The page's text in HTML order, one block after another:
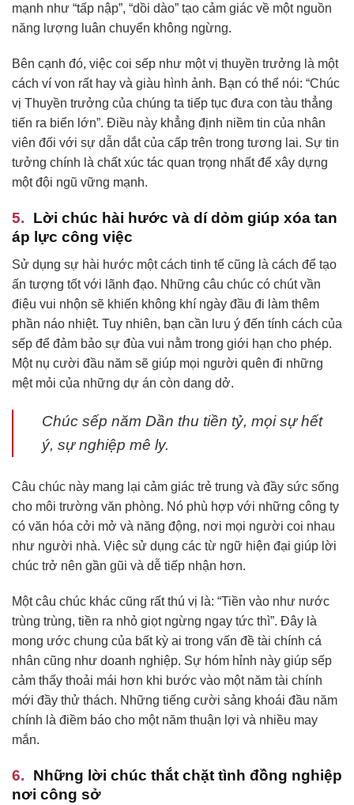
mạnh như “tấp nập”, “dồi dào” tạo cảm giác về một nguồn
năng lượng luân chuyển không ngừng.
Bên cạnh đó, việc coi sếp như một vị thuyền trưởng là một
cách ví von rất hay và giàu hình ảnh. Bạn có thể nói: “Chúc
vị Thuyền trưởng của chúng ta tiếp tục đưa con tàu thẳng
tiến ra biển lớn”. Điều này khẳng định niềm tin của nhân
viên đối với sự dẫn dắt của cấp trên trong tương lai. Sự tin
tưởng chính là chất xúc tác quan trọng nhất để xây dựng
một đội ngũ vững mạnh.
Lời chúc hài hước và dí dỏm giúp xóa tan
áp lực công việc
Sử dụng sự hài hước một cách tinh tế cũng là cách để tạo
ấn tượng tốt với lãnh đạo. Những câu chúc có chút vần
điệu vui nhộn sẽ khiến không khí ngày đầu đi làm thêm
phần náo nhiệt. Tuy nhiên, bạn cần lưu ý đến tính cách của
sếp để đảm bảo sự đùa vui nằm trong giới hạn cho phép.
Một nụ cười đầu năm sẽ giúp mọi người quên đi những
mệt mỏi của những dự án còn dang dở.
Chúc sếp năm Dần thu tiền tỷ, mọi sự hết
ý, sự nghiệp mê ly.
Câu chúc này mang lại cảm giác trẻ trung và đầy sức sống
cho môi trường văn phòng. Nó phù hợp với những công ty
có văn hóa cởi mở và năng động, nơi mọi người coi nhau
như người nhà. Việc sử dụng các từ ngữ hiện đại giúp lời
chúc trở nên gần gũi và dễ tiếp nhận hơn.
Một câu chúc khác cũng rất thú vị là: “Tiền vào như nước
trùng trùng, tiền ra nhỏ giọt ngừng ngay tức thì”. Đây là
mong ước chung của bất kỳ ai trong vấn đề tài chính cá
nhân cũng như doanh nghiệp. Sự hóm hỉnh này giúp sếp
cảm thấy thoải mái hơn khi bước vào một năm tài chính
mới đầy thử thách. Những tiếng cười sảng khoái đầu năm
chính là điềm báo cho một năm thuận lợi và nhiều may
mắn.
Những lời chúc thắt chặt tình đồng nghiệp
nơi công sở